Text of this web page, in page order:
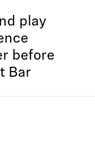
play
before
Bar